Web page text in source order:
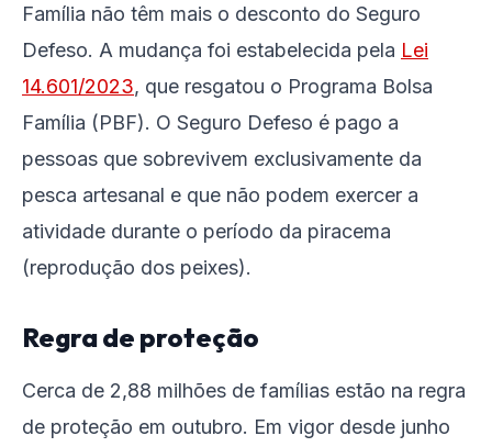
Família não têm mais o desconto do Seguro
Defeso. A mudança foi estabelecida pela Lei
14.601/2023, que resgatou o Programa Bolsa
Família (PBF). O Seguro Defeso é pago a
pessoas que sobrevivem exclusivamente da
pesca artesanal e que não podem exercer a
atividade durante o período da piracema
(reprodução dos peixes).
Regra de proteção
Cerca de 2,88 milhões de famílias estão na regra
de proteção em outubro. Em vigor desde junho